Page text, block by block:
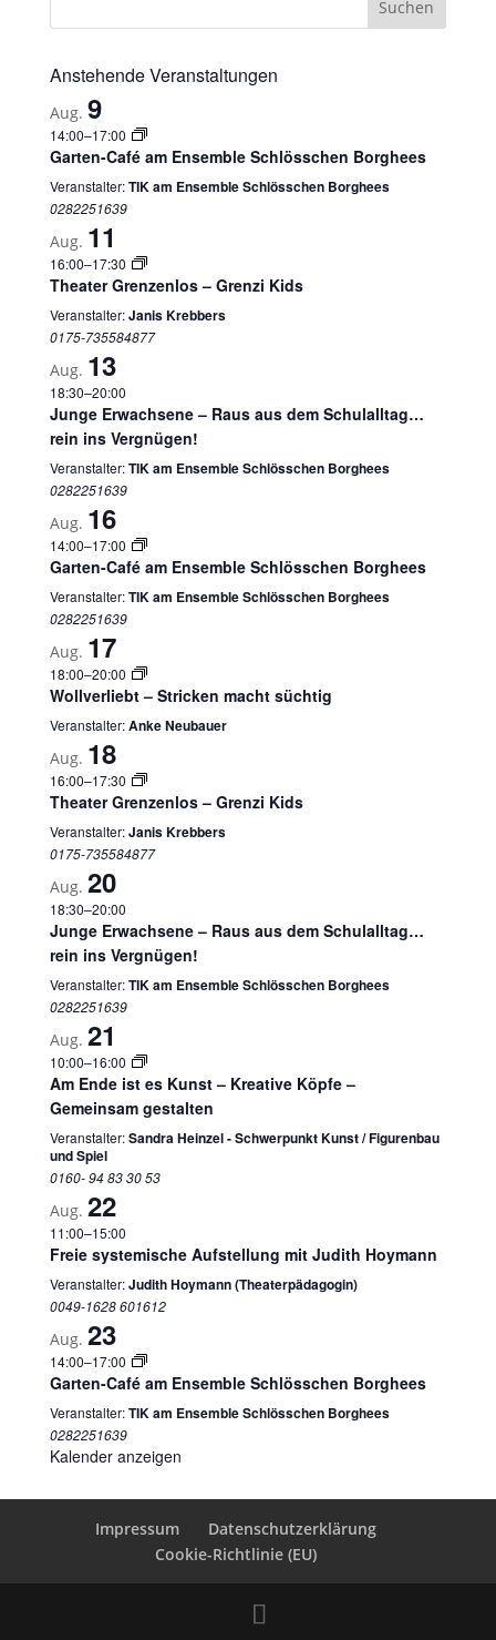
Anstehende Veranstaltungen
Aug. 9
14:00–17:00
Garten-Café am Ensemble Schlösschen Borghees
Veranstalter:TIK am Ensemble Schlösschen Borghees
0282251639
Aug. 11
16:00–17:30
Theater Grenzenlos – Grenzi Kids
Veranstalter:Janis Krebbers
0175-735584877
Aug. 13
18:30–20:00
Junge Erwachsene – Raus aus dem Schulalltag…
rein ins Vergnügen!
Veranstalter:TIK am Ensemble Schlösschen Borghees
0282251639
Aug. 16
14:00–17:00
Garten-Café am Ensemble Schlösschen Borghees
Veranstalter:TIK am Ensemble Schlösschen Borghees
0282251639
Aug. 17
18:00–20:00
Wollverliebt – Stricken macht süchtig
Veranstalter:Anke Neubauer
Aug. 18
16:00–17:30
Theater Grenzenlos – Grenzi Kids
Veranstalter:Janis Krebbers
0175-735584877
Aug. 20
18:30–20:00
Junge Erwachsene – Raus aus dem Schulalltag…
rein ins Vergnügen!
Veranstalter:TIK am Ensemble Schlösschen Borghees
0282251639
Aug. 21
10:00–16:00
Am Ende ist es Kunst – Kreative Köpfe –
Gemeinsam gestalten
Veranstalter:Sandra Heinzel - Schwerpunkt Kunst / Figurenbau
und Spiel
0160- 94 83 30 53
Aug. 22
11:00–15:00
Freie systemische Aufstellung mit Judith Hoymann
Veranstalter:Judith Hoymann (Theaterpädagogin)
0049-1628 601612
Aug. 23
14:00–17:00
Garten-Café am Ensemble Schlösschen Borghees
Veranstalter:TIK am Ensemble Schlösschen Borghees
0282251639
Kalender anzeigen
Impressum
Datenschutzerklärung
Cookie-Richtlinie (EU)